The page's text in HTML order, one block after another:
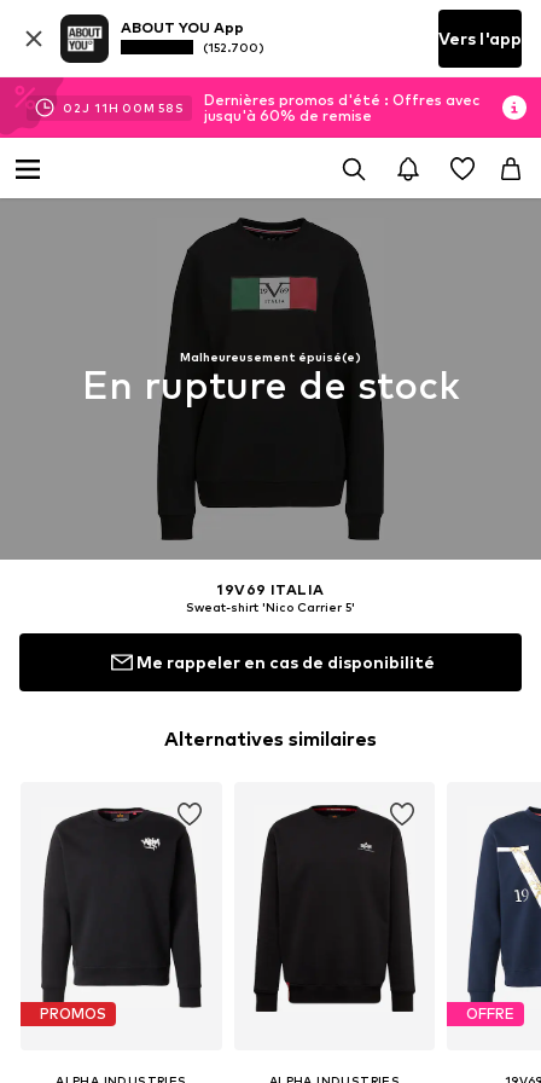
ABOUT YOU App
(152.700) Vers l'app
02J 11H 00M 58 S
Dernières promos d'été : Offres avec
jusqu'à 60% de remise
Malheureusement épuisé(e)
En rupture de stock
19V69 ITALIA
Sweat-shirt 'Nico Carrier 5'
Me rappeler en cas de disponibilité
Alternatives similaires
PROMOS OFFRE